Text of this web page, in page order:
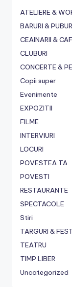
ATELIERE &
BARURI &
CEAINARII &
CLUBURI
CONCERTE &
Copii super
Evenimente
EXPOZITII
FILME
INTERVIURI
LOCURI
POVESTEA TA
POVESTI
RESTAURANTE
SPECTACOLE
Stiri
TARGURI &
TEATRU
TIMP LIBER
Uncategorized